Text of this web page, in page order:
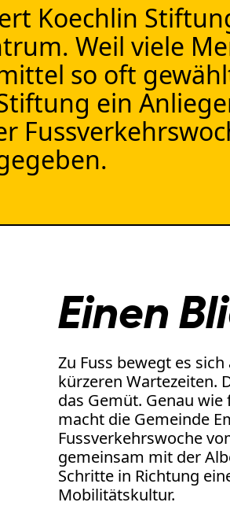
Koechlin
Weil viele
so oft
ein
Einen
Zu Fuss bewegt es
kürzeren Wartezeiten.
das Gemüt. Genau
macht die Gemeinde
Fussverkehrswoche
gemeinsam mit der
Schritte in Richtung
Mobilitätskultur.